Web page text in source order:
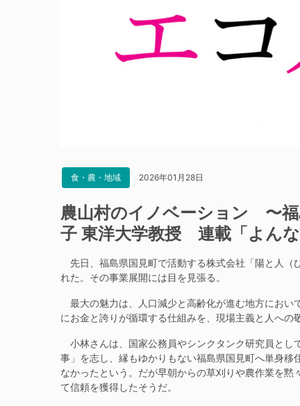
食・農・地域 2026年01月28日
農山村のイノベーション 〜
子 東洋大学教授 連載「よんな
先日、福島県国見町で活動する株式会社「陽と人（
れた。その事業展開には目を見張る。
最大の魅力は、人口減少と高齢化が進む地方におい
にお金と誇りが循環する仕組みを、現場主義と人への
小林さんは、国家公務員やシンクタンク研究員とし
事」を志し、縁もゆかりもない福島県国見町へ単身移
なかったという。だが早朝からの草刈りや農作業を
て信頼を獲得したそうだ。